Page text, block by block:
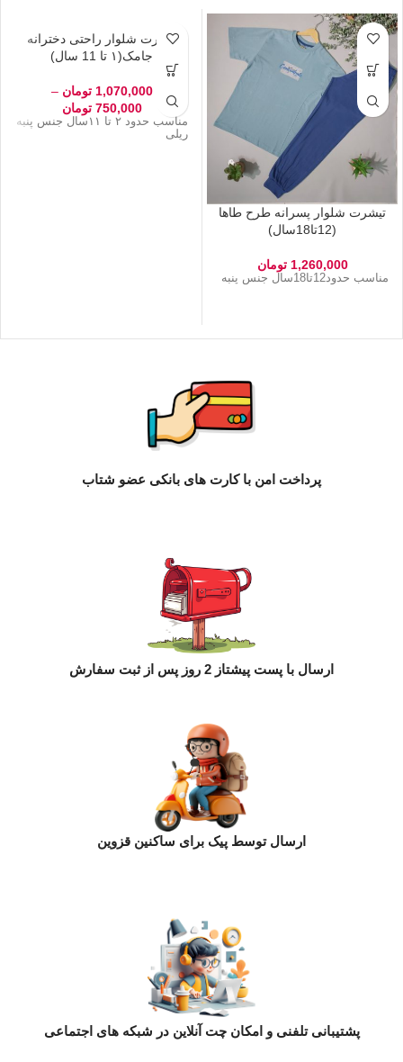
تیشرت شلوار پسرانه طرح طاها
(12تا18سال)
1,260,000 تومان
مناسب حدود12تا18سال جنس پنبه
پرداخت امن با کارت های بانکی عضو شتاب
ارسال با پست پیشتاز 2 روز پس از ثبت سفارش
ارسال توسط پیک برای ساکنین قزوین
پشتیبانی تلفنی و امکان چت آنلاین در شبکه های اجتماعی